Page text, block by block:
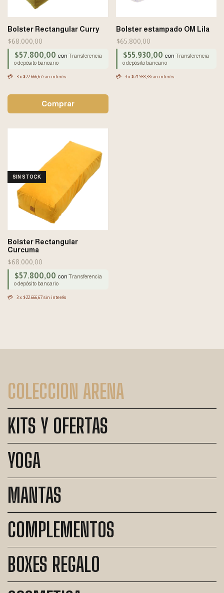
Bolster Rectangular Curry
$68.000,00
$57.800,00 con Transferencia
o depósito bancario
3x$22.666,67sin interés
Bolster estampado OM Lila
$65.800,00
$55.930,00 con Transferencia
o depósito bancario
3 x$21.933,33 sin interés
SIN STOCK
Bolster Rectangular
Curcuma
$68.000,00
$57.800,00 con Transferencia
o depósito bancario
3x$22.666,67sin interés
COLECCION ARENA
KITS Y OFERTAS
YOGA
MANTAS
COMPLEMENTOS
BOXES REGALO